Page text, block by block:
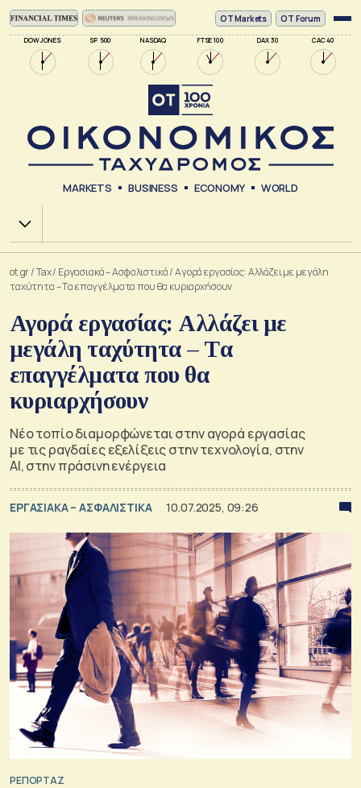
DOW JONES SP 500 NASDAQ FTSE 100 DAX 30 CAC 40
ΟΤ Markets OT Forum
MARKETS BUSINESS ECONOMY WORLD
Χ.Α.
ot.gr/Tax/ Εργασιακά – Ασφαλιστικά/Αγορά εργασίας: Αλλάζει με μεγάλη
ταχύτητα – Tα επαγγέλματα που θα κυριαρχήσουν
Αγορά εργασίας: Αλλάζει με
μεγάλη ταχύτητα – Tα
επαγγέλματα που θα
κυριαρχήσουν
Νέο τοπίο διαμορφώνεται στην αγορά εργασίας
με τις ραγδαίες εξελίξεις στην τεχνολογία, στην
AI, στην πράσινη ενέργεια
ΕΡΓΑΣΙΑΚΑ – ΑΣΦΑΛΙΣΤΙΚΑ 10.07.2025, 09:26
ΡΕΠΟΡΤΑΖ